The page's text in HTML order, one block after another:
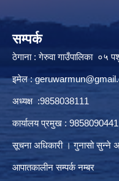
सम्पर्क
ठेगाना : गेरुवा गाउँपालिका ०५
इमेल :
अध्यक्ष :9858038111
कार्यालय प्रमुख : 9858090441
सूचना अधिकारी । गुनासो सुन्ने
आपातकालीन सम्पर्क नम्बर